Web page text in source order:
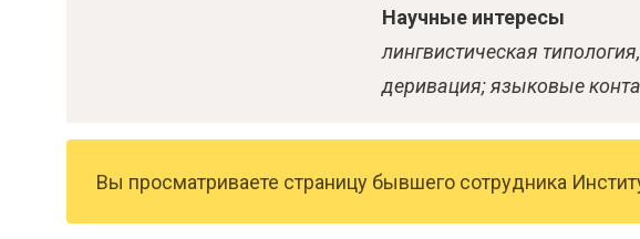
Научные интересы
лингвистическая
деривация; языковые
Вы просматриваете страницу бывшего сотрудника